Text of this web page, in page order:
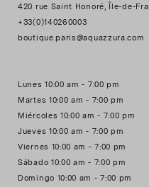
420 rue Saint Honoré, Île-de-
+33(0)140260003
Lunes 10:00 am - 7:00 pm
Martes 10:00 am - 7:00 pm
Miércoles 10:00 am - 7:00 pm
Jueves 10:00 am - 7:00 pm
Viernes 10:00 am - 7:00 pm
Sábado 10:00 am - 7:00 pm
Domingo 10:00 am - 7:00 pm